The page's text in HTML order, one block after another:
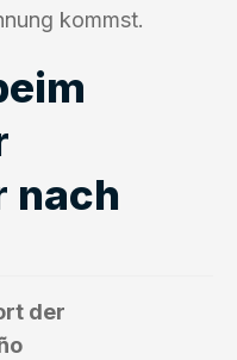
kommst.
nach
der